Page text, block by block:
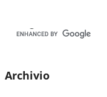
Archivio